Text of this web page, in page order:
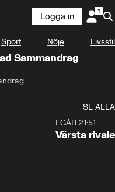
Logga in
Sport Nöje Livsstil
Sammandrag
SE ALLA
I GÅR 21:51
Värsta